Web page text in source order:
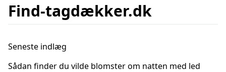
Find-tagdækker.dk
Seneste indlæg
Sådan finder du vilde blomster om natten med led